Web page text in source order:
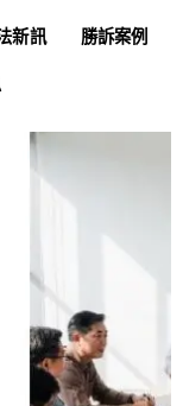
新訊 勝訴案例